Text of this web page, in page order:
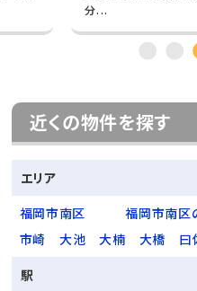
分...
近くの物件を探す
エリア
福岡市南区
福岡市南区
市崎
大池 大楠 大橋
曰
駅